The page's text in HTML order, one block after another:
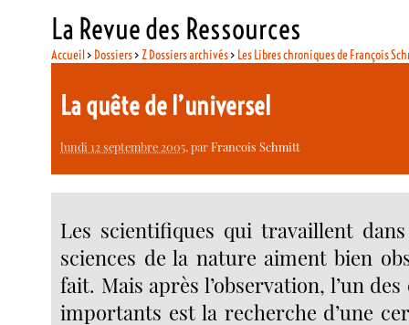
La Revue des Ressources
Accueil> Dossiers> Z Dossiers archivés> Les Libres chroniques de François
La quête de l’universel
lundi 12 septembre 2005, parFrancois Schmitt
Les scientifiques qui travaillent
sciences de la nature aiment bien
fait. Mais après l’observation, l’un
importants est la recherche d’une